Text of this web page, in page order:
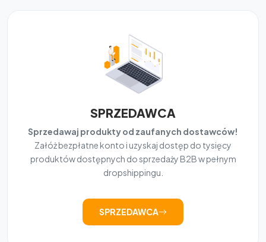
SPRZEDAWCA
Sprzedawaj produkty od zaufanych dostawców!
Załóż bezpłatne konto i uzyskaj dostęp do tysięcy
produktów dostępnych do sprzedaży B2B w pełnym
dropshippingu.
SPRZEDAWCA